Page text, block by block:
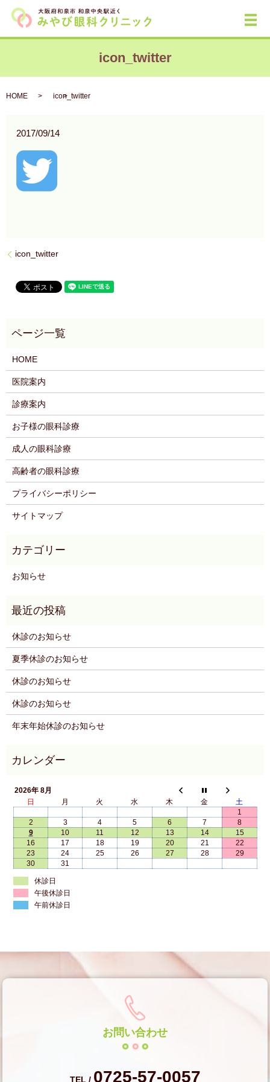
メ
icon_twitter
HOME icon_twitter
2017/09/14
icon_twitter
HOME
医院案内
診療案内
お子様の眼科診療
成人の眼科診療
高齢者の眼科診療
プライバシーポリシー
サイトマップ
お知らせ
休診のお知らせ
夏季休診のお知らせ
休診のお知らせ
休診のお知らせ
年末年始休診のお知らせ
2026年 8月
日
月 火 水 木 金
土
1
2
3 4 5 6 7
8
9
10 11 12 13 14
15
16
17 18 19 20 21
22
23
24 25 26 27 28
29
30
31
休診日
午後休診日
午前休診日
お問い合わせ
TEL / 0725-57-0057